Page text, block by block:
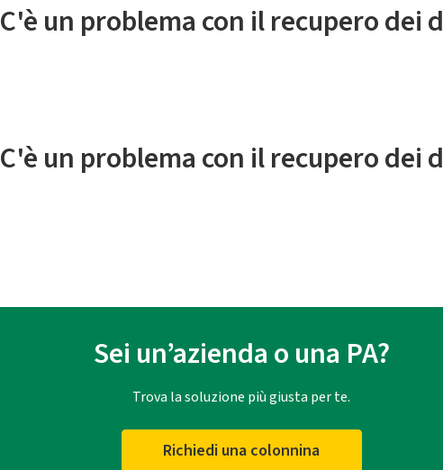
C'è un problema con il recupero dei
C'è un problema con il recupero dei
Sei un’azienda o una PA?
Trova la soluzione più giusta per te.
Richiedi una colonnina